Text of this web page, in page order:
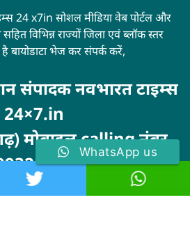
24 x7in सोशल मीडिया वेब पोर्टल और
विभिन्न राज्यों जिला एवं ब्लॉक स्तर
है बायोडाटा भेज कर संपर्क करें,
संपादक नवभारत टाइम्स
24×7.in
मोबाइल calling नंबर
MarketingHack4U
WhatsApp us